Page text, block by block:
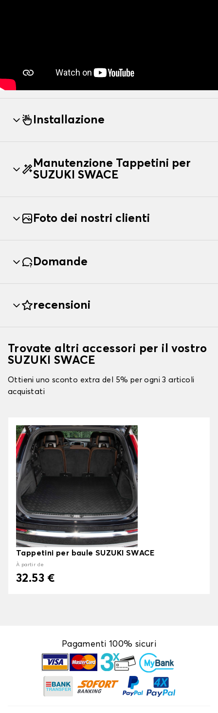
Installazione
Manutenzione Tappetini per
SUZUKI SWACE
Foto dei nostri clienti
Domande
recensioni
Trovate altri accessori per il vostro
SUZUKI SWACE
Ottieni uno sconto extra del 5% per ogni 3 articoli
acquistati
Tappetini per baule SUZUKI SWACE
À partir de
32.53 €
Pagamenti 100% sicuri